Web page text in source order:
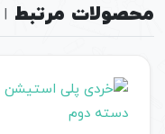
محصولات مرتبط |